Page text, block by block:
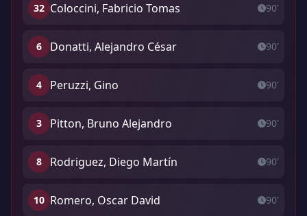
32 Coloccini, Fabricio Tomas 90'
6 Donatti, Alejandro César 90'
4 Peruzzi, Gino 90'
3 Pitton, Bruno Alejandro 90'
8 Rodriguez, Diego Martín 90'
10 Romero, Oscar David 90'